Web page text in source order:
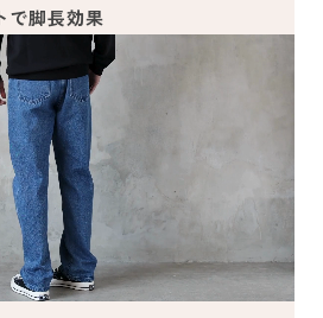
で脚長効果